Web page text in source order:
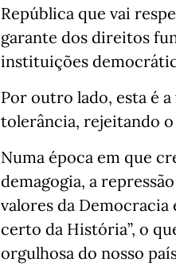
República que vai
garante dos direitos
instituições
Por outro lado, esta é
tolerância, rejeitando
Numa época em que
demagogia, a
valores da
certo da História”, o
orgulhosa do nosso